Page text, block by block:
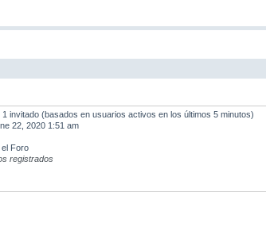
invitado (basados en usuarios activos en los últimos 5 minutos)
22, 2020 1:51 am
Foro
registrados